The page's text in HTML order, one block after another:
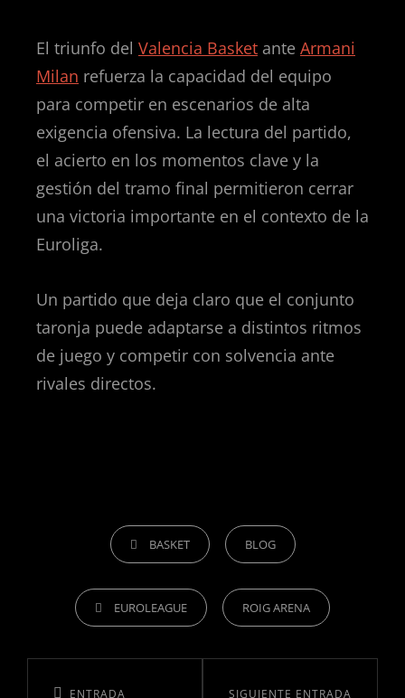
El triunfo del Valencia Basket ante Armani
Milan refuerza la capacidad del equipo
para competir en escenarios de alta
exigencia ofensiva. La lectura del partido,
el acierto en los momentos clave y la
gestión del tramo final permitieron cerrar
una victoria importante en el contexto de la
Euroliga.
Un partido que deja claro que el conjunto
taronja puede adaptarse a distintos ritmos
de juego y competir con solvencia ante
rivales directos.
BASKET BLOG
EUROLEAGUE ROIG ARENA
ENTRADA
SIGUIENTE ENTRADA